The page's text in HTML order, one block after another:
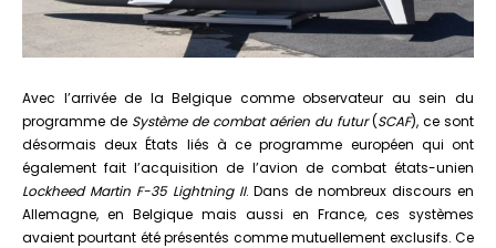
Avec l’arrivée de la Belgique comme observateur au sein du
programme de Système de combat aérien du futur(SCAF), ce sont
désormais deux États liés à ce programme européen qui ont
également fait l’acquisition de l’avion de combat états-unien
Lockheed Martin F-35 Lightning II. Dans de nombreux discours en
Allemagne, en Belgique mais aussi en France, ces systèmes
avaient pourtant été présentés comme mutuellement exclusifs. Ce